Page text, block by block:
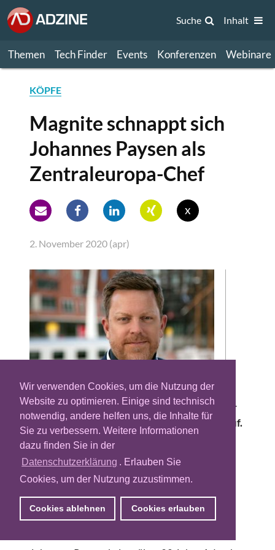
Wir verwenden Cookies, um die Nutzung der
Website zu optimieren. Einige sind technisch
notwendig, andere helfen uns, die Inhalte für
Sie zu verbessern. Weitere Informationen
dazu finden Sie in der
Datenschutzerklärung . Erlauben Sie
Cookies, um der Nutzung zuzustimmen.
Cookies ablehnen Cookies erlauben
Themen Tech Finder Events Konferenzen Webinare
Suche Inhalt
KÖPFE
Magnite schnappt sich
Johannes Paysen als
Zentraleuropa-Chef
x
2. November 2020 (apr)
Die Advertising-Plattform Magnite stellt ihr
Personal für den europäischen Markt neu auf.
Der Merger aus den Adtech-Unternehmen
Juni unter dem neuen Branding auftritt,
beruft Johannes Paysen zum Managing
Director für Zentraleuropa. Gleichzeitig
werden weitere hiesige Führungskräfte in